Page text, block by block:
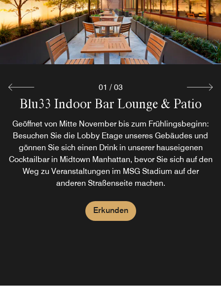
Blu33 Indoor Bar Lounge & Patio
Geöffnet von Mitte November bis zum Frühlingsbeginn:
Besuchen Sie die Lobby Etage unseres Gebäudes und
gönnen Sie sich einen Drink in unserer hauseigenen
Cocktailbar in Midtown Manhattan, bevor Sie sich auf den
Weg zu Veranstaltungen im MSG Stadium auf der
anderen Straßenseite machen.
Erkunden
Complimentary Breakfast
Unser Hotel in Midtown Manhattan ermöglicht Ihnen mit
kostenlosem Frühstück einen energiegeladenen Start in
den Tag.
Erkunden
Blu33 Rooftop Bar Open Spring
Summer
Genießen Sie Cocktails in unserer Bar auf dem Dach in
der Nähe der Penn Station NYC, die von Frühling bis
Anfang November täglich geöffnet ist. Der Barservice wird
das ganze Jahr über angeboten: Von Ende Oktober bis
zum Ende des Winters wird Blu33 in die Lobby Etage
Verfügung.
01 / 03